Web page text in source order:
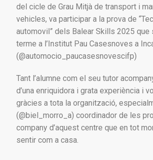
del cicle de Grau Mitjà de transport i
vehicles, va participar a la prova de
automovil” dels Balear Skills 2025 que
terme a l’Institut Pau Casesnoves a
(@automocio_paucasesnovescifp)
Tant l’alumne com el seu tutor
d’una enriquidora i grata experiència i
gràcies a tota la organització,
(@biel_morro_a) coordinador de les
company d’aquest centre que en tot
sentir com a casa.